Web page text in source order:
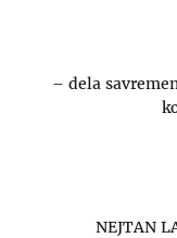
– dela
NEJTAN